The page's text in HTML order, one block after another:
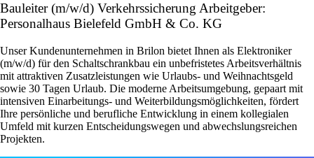
Bauleiter (m/w/d) Verkehrssicherung Arbeitgeber:
Personalhaus Bielefeld GmbH & Co. KG
Unser Kundenunternehmen in Brilon bietet Ihnen als Elektroniker
(m/w/d) für den Schaltschrankbau ein unbefristetes Arbeitsverhältnis
mit attraktiven Zusatzleistungen wie Urlaubs- und Weihnachtsgeld
sowie 30 Tagen Urlaub. Die moderne Arbeitsumgebung, gepaart mit
intensiven Einarbeitungs- und Weiterbildungsmöglichkeiten, fördert
Ihre persönliche und berufliche Entwicklung in einem kollegialen
Umfeld mit kurzen Entscheidungswegen und abwechslungsreichen
Projekten.